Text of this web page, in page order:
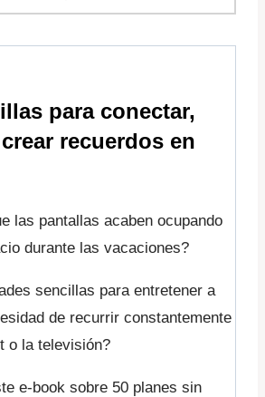
para conectar,
recuerdos en
las pantallas acaben ocupando
durante las vacaciones?
sencillas para entretener a
de recurrir constantemente
o la televisión?
e-book sobre 50 planes sin